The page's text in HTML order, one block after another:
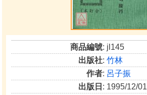
商品編號: jl145
出版社:竹林
作者: 呂子振
出版日 : 1995/12/01